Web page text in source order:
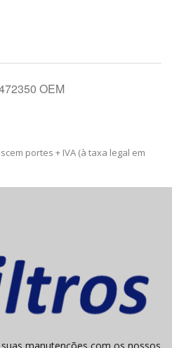
OEM
portes + IVA (à taxa legal em